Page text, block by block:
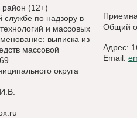
район (12+)
службе по надзору в
и массовых
выписка из
массовой
округа
Общий
Адрес:
Email: